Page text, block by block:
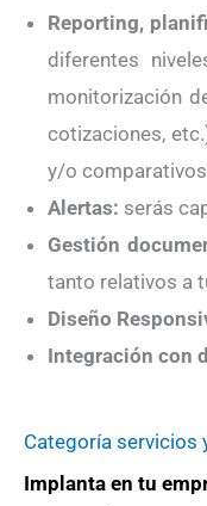
Reporting,
diferentes
monitorización
cotizaciones,
y/o
Alertas: serás
Gestión
tanto relativos a
Diseño
Integración con
Categoría servicios
Implanta en tu